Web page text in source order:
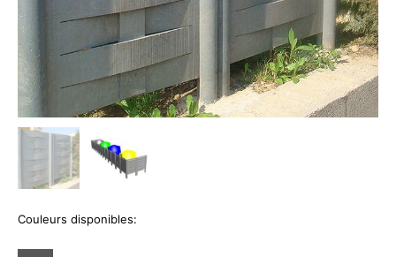
Couleurs disponibles: